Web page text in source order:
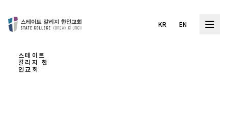
KR EN
스테이트
칼리지 한
인교회